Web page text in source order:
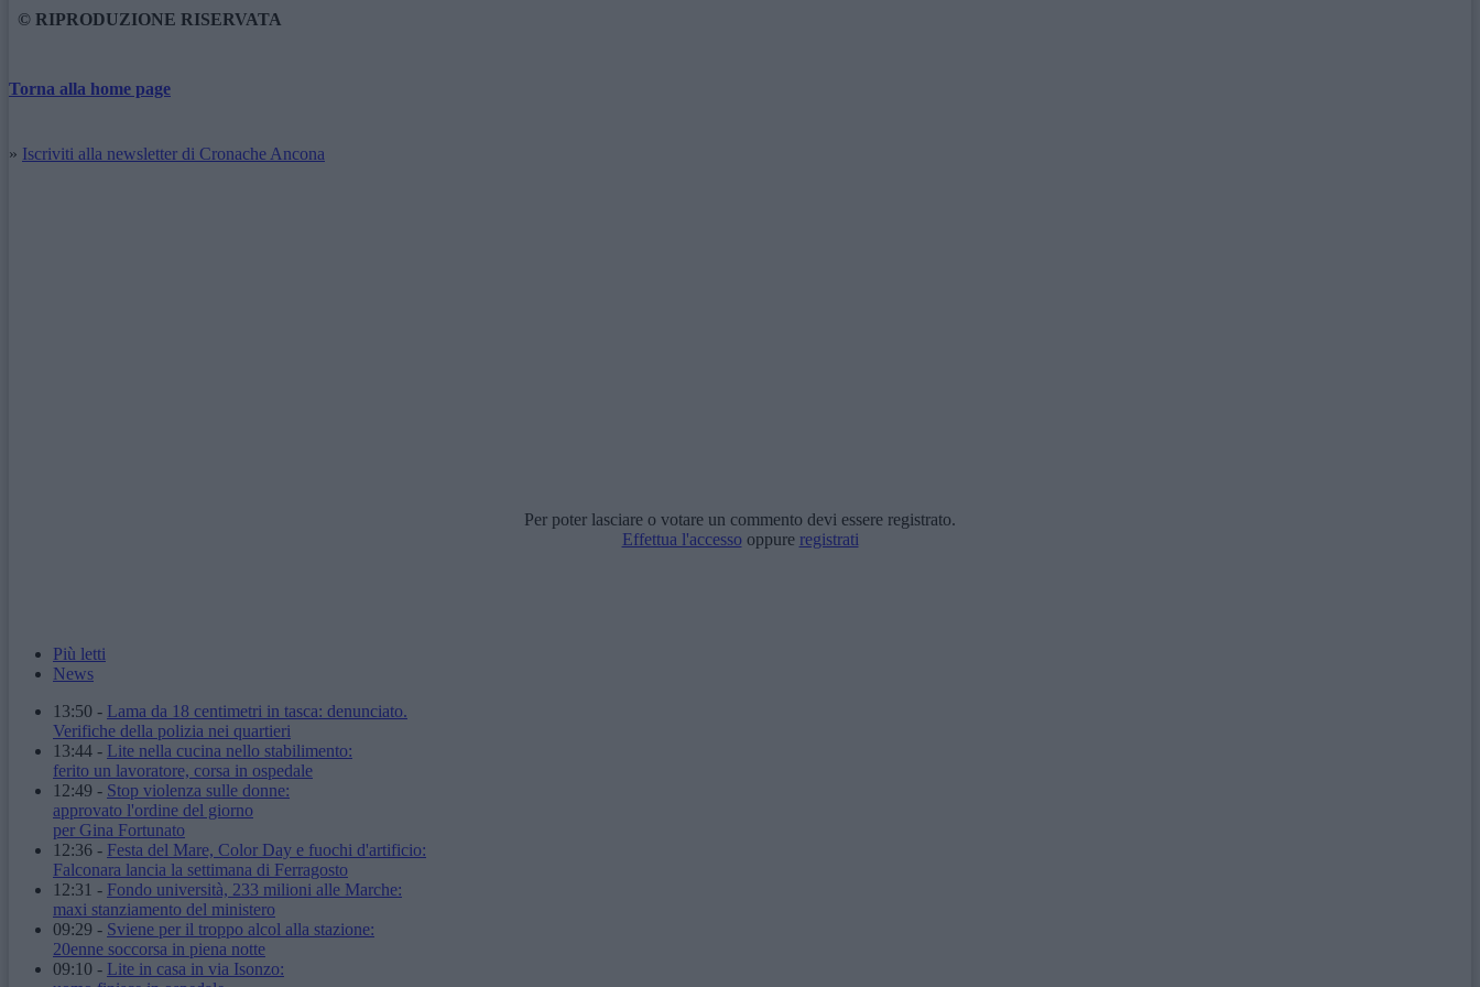
© RIPRODUZIONE RISERVATA
Torna alla home page
» Iscriviti alla newsletter di Cronache Ancona
Per poter lasciare o votare un commento devi essere registrato.
Effettua l'accesso oppure registrati
Più letti
News
13:50 - Lama da 18 centimetri in tasca: denunciato.
Verifiche della polizia nei quartieri
13:44 - Lite nella cucina nello stabilimento:
ferito un lavoratore, corsa in ospedale
12:49 - Stop violenza sulle donne:
approvato l'ordine del giorno
per Gina Fortunato
12:36 - Festa del Mare, Color Day e fuochi d'artificio:
Falconara lancia la settimana di Ferragosto
12:31 - Fondo università, 233 milioni alle Marche:
maxi stanziamento del ministero
09:29 - Sviene per il troppo alcol alla stazione:
20enne soccorsa in piena notte
09:10 - Lite in casa in via Isonzo: